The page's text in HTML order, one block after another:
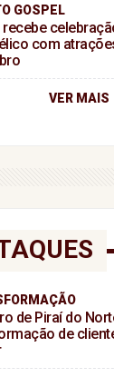
GOSPEL
recebe
com
VER MAIS
de Piraí do
de